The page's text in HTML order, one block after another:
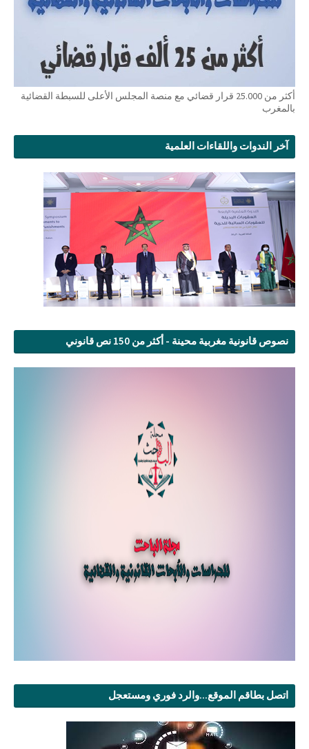
أكثر من 25.000 قرار قضائي مع منصة المجلس الأعلى للسبطة القضائية
بالمغرب
آخر الندوات واللقاءات العلمية
نصوص قانونية مغربية محينة - أكثر من 150 نص قانوني
اتصل بطاقم الموقع...والرد فوري ومستعجل